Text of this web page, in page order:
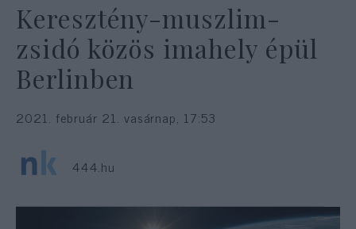
Keresztény-muszlim-
zsidó közös imahely épül
Berlinben
2021. február 21. vasárnap, 17:53
444.hu